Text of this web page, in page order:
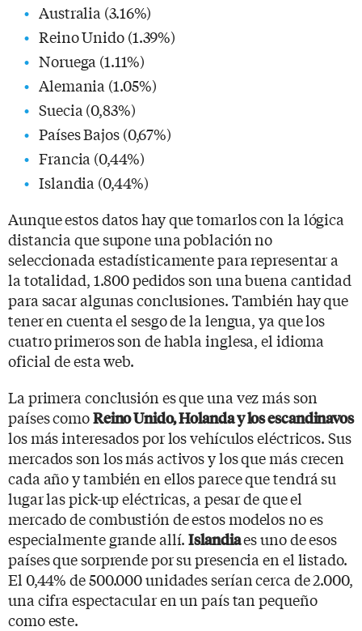
Australia (3.16%)
Reino Unido (1.39%)
Noruega (1.11%)
Alemania (1.05%)
Suecia (0,83%)
Países Bajos (0,67%)
Francia (0,44%)
Islandia (0,44%)
Aunque estos datos hay que tomarlos con la lógica
distancia que supone una población no
seleccionada estadísticamente para representar a
la totalidad, 1.800 pedidos son una buena cantidad
para sacar algunas conclusiones. También hay que
tener en cuenta el sesgo de la lengua, ya que los
cuatro primeros son de habla inglesa, el idioma
oficial de esta web.
La primera conclusión es que una vez más son
países comoReino Unido, Holanda y los escandinavos
los más interesados por los vehículos eléctricos. Sus
mercados son los más activos y los que más crecen
cada año y también en ellos parece que tendrá su
lugar las pick-up eléctricas, a pesar de que el
mercado de combustión de estos modelos no es
especialmente grande allí.Islandiaes uno de esos
países que sorprende por su presencia en el listado.
El 0,44% de 500.000 unidades serían cerca de 2.000,
una cifra espectacular en un país tan pequeño
como este.